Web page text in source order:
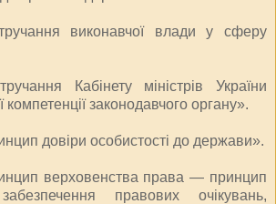
виконавчої влади у сферу
Ка­бінету міністрів України
законодавчого органу».
довіри особистості до держави».
верховенства права — принцип
забезпечення правових очікувань,